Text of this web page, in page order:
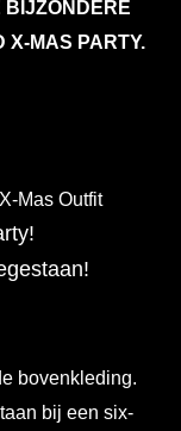
BIJZONDERE
X-MAS PARTY.
Mas Outfit
bovenkleding.
bij een six-